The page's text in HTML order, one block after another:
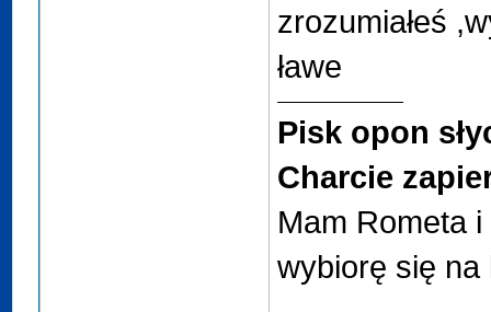
zrozumiałeś
ławe
Pisk opon
Charcie
Mam Rometa
wybiorę się na